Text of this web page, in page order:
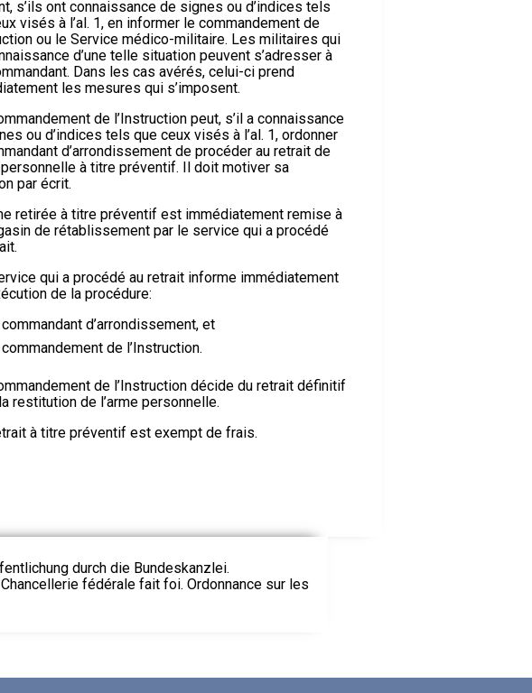
s’ils ont connaissance de signes ou d’indices tels
visés à l’al. 1, en informer le commandement de
ou le Service médico-militaire. Les militaires qui
d’une telle situation peuvent s’adresser à
Dans les cas avérés, celui-ci prend
les mesures qui s’imposent.
de l’Instruction peut, s’il a connaissance
ou d’indices tels que ceux visés à l’al. 1, ordonner
d’arrondissement de procéder au retrait de
personnelle à titre préventif. Il doit motiver sa
par écrit.
retirée à titre préventif est immédiatement remise à
de rétablissement par le service qui a procédé
qui a procédé au retrait informe immédiatement
de la procédure:
d’arrondissement, et
de l’Instruction.
de l’Instruction décide du retrait définitif
restitution de l’arme personnelle.
à titre préventif est exempt de frais.
durch die Bundeskanzlei.
fédérale fait foi. Ordonnance sur les